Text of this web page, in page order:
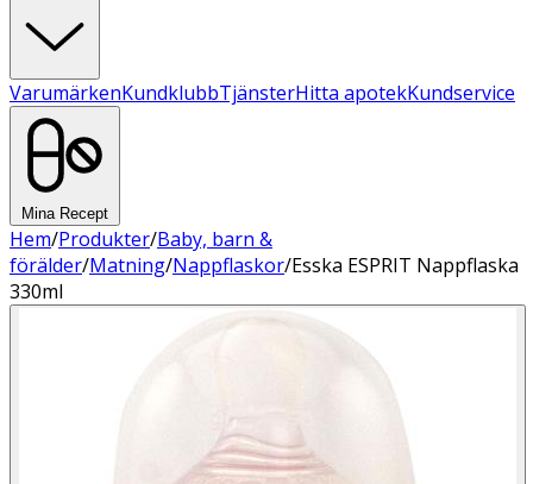
VarumärkenKundklubbTjänsterHitta apotekKundservice
Mina Recept
Hem/Produkter/Baby, barn &
förälder/Matning/Nappflaskor/Esska ESPRIT Nappflaska
330ml